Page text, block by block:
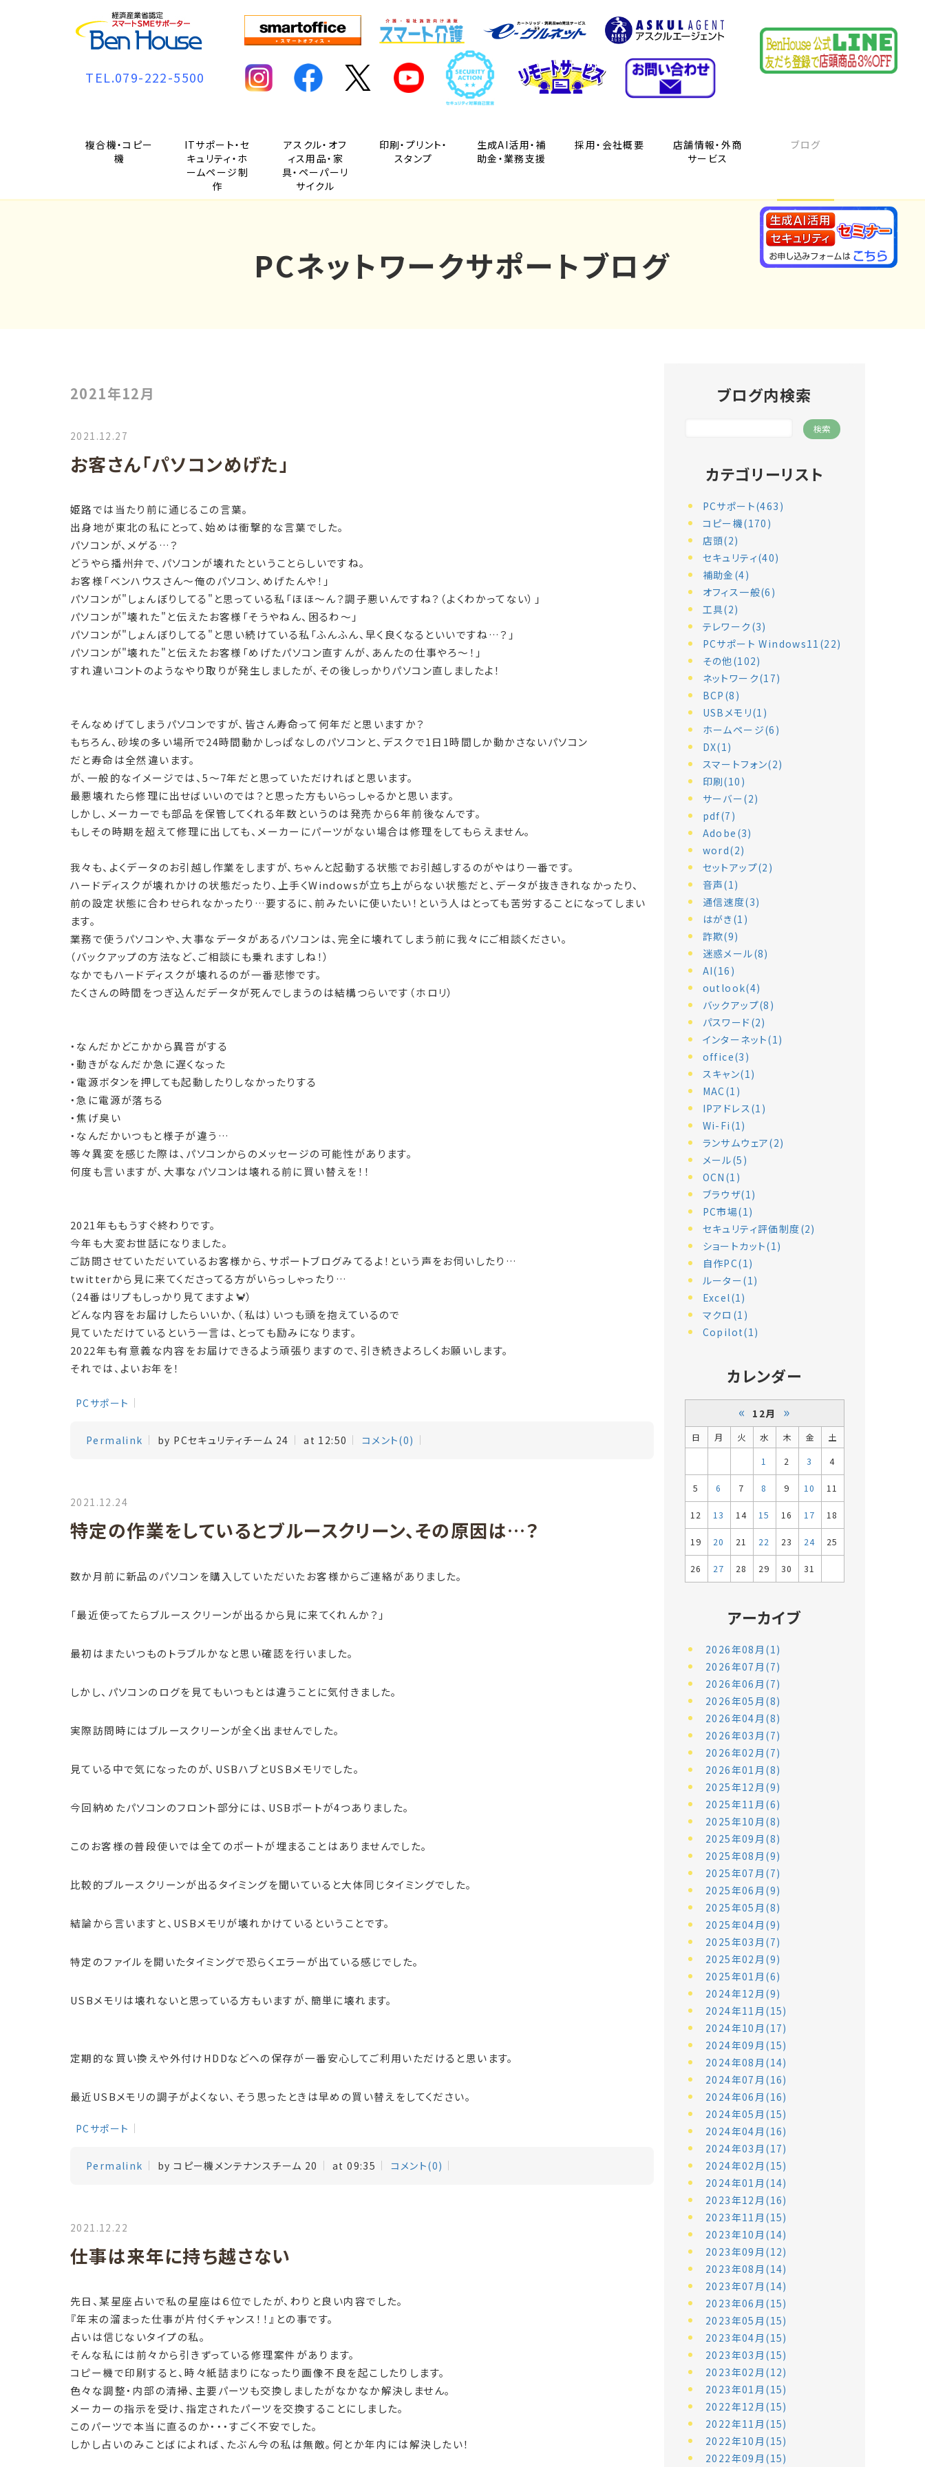
TEL.079-222-5500
複合機・コピー
機
ITサポート・セ
キュリティ・ホ
ームページ制
作
アスクル・オフ
ィス用品・家
具・ペーパーリ
サイクル
印刷・プリント・
スタンプ
生成AI活用・補
助金・業務支援
採用・会社概要
店舗情報・外商
サービス
ブログ
PCネットワークサポートブログ
2021年12月
2021.12.27
お客さん「パソコンめげた」
姫路では当たり前に通じるこの言葉。
出身地が東北の私にとって、始めは衝撃的な言葉でした。
パソコンが、メゲる…？
どうやら播州弁で、パソコンが壊れたということらしいですね。
お客様「ベンハウスさん～俺のパソコン、めげたんや！」
パソコンが"しょんぼりしてる"と思っている私「ほほ～ん？調子悪いんですね？（よくわかってない）」
パソコンが"壊れた"と伝えたお客様「そうやねん、困るわ～」
パソコンが"しょんぼりしてる"と思い続けている私「ふんふん、早く良くなるといいですね…？」
パソコンが"壊れた"と伝えたお客様「めげたパソコン直すんが、あんたの仕事やろ～！」
すれ違いコントのようなやり取りが発生しましたが、その後しっかりパソコン直しましたよ！
そんなめげてしまうパソコンですが、皆さん寿命って何年だと思いますか？
もちろん、砂埃の多い場所で24時間動かしっぱなしのパソコンと、デスクで1日1時間しか動かさないパソコン
だと寿命は全然違います。
が、一般的なイメージでは、5～7年だと思っていただければと思います。
最悪壊れたら修理に出せばいいのでは？と思った方もいらっしゃるかと思います。
しかし、メーカーでも部品を保管してくれる年数というのは発売から6年前後なんです。
もしその時期を超えて修理に出しても、メーカーにパーツがない場合は修理をしてもらえません。
我々も、よくデータのお引越し作業をしますが、ちゃんと起動する状態でお引越しするのがやはり一番です。
ハードディスクが壊れかけの状態だったり、上手くWindowsが立ち上がらない状態だと、データが抜ききれなかったり、
前の設定状態に合わせられなかったり…要するに、前みたいに使いたい！という人はとっても苦労することになってしまい
ます。
業務で使うパソコンや、大事なデータがあるパソコンは、完全に壊れてしまう前に我々にご相談ください。
（バックアップの方法など、ご相談にも乗れますしね！）
なかでもハードディスクが壊れるのが一番悲惨です。
たくさんの時間をつぎ込んだデータが死んでしまうのは結構つらいです（ホロリ）
・なんだかどこかから異音がする
・動きがなんだか急に遅くなった
・電源ボタンを押しても起動したりしなかったりする
・急に電源が落ちる
・焦げ臭い
・なんだかいつもと様子が違う…
等々異変を感じた際は、パソコンからのメッセージの可能性があります。
何度も言いますが、大事なパソコンは壊れる前に買い替えを！！
2021年ももうすぐ終わりです。
今年も大変お世話になりました。
ご訪問させていただいているお客様から、サポートブログみてるよ！という声をお伺いしたり…
twitterから見に来てくださってる方がいらっしゃったり…
（24番はリプもしっかり見てますよ🦀）
どんな内容をお届けしたらいいか、（私は）いつも頭を抱えているので
見ていただけているという一言は、とっても励みになります。
2022年も有意義な内容をお届けできるよう頑張りますので、引き続きよろしくお願いします。
それでは、よいお年を！
PCサポート
Permalink by PCセキュリティチーム 24 at 12:50 コメント(0)
2021.12.24
特定の作業をしているとブルースクリーン、その原因は…？
数か月前に新品のパソコンを購入していただいたお客様からご連絡がありました。
「最近使ってたらブルースクリーンが出るから見に来てくれんか？」
最初はまたいつものトラブルかなと思い確認を行いました。
しかし、パソコンのログを見てもいつもとは違うことに気付きました。
実際訪問時にはブルースクリーンが全く出ませんでした。
見ている中で気になったのが、USBハブとUSBメモリでした。
今回納めたパソコンのフロント部分には、USBポートが4つありました。
このお客様の普段使いでは全てのポートが埋まることはありませんでした。
比較的ブルースクリーンが出るタイミングを聞いていると大体同じタイミングでした。
結論から言いますと、USBメモリが壊れかけているということです。
特定のファイルを開いたタイミングで恐らくエラーが出ている感じでした。
USBメモリは壊れないと思っている方もいますが、簡単に壊れます。
定期的な買い換えや外付けHDDなどへの保存が一番安心してご利用いただけると思います。
最近USBメモリの調子がよくない、そう思ったときは早めの買い替えをしてください。
PCサポート
Permalink by コピー機メンテナンスチーム 20 at 09:35 コメント(0)
2021.12.22
仕事は来年に持ち越さない
先日、某星座占いで私の星座は６位でしたが、わりと良い内容でした。
『年末の溜まった仕事が片付くチャンス！！』との事です。
占いは信じないタイプの私。
そんな私には前々から引きずっている修理案件があります。
コピー機で印刷すると、時々紙詰まりになったり画像不良を起こしたりします。
色々な調整・内部の清掃、主要パーツも交換しましたがなかなか解決しません。
メーカーの指示を受け、指定されたパーツを交換することにしました。
このパーツで本当に直るのか・・・すごく不安でした。
しかし占いのみことばによれば、たぶん今の私は無敵。何とか年内には解決したい！
ブログ内検索
カテゴリーリスト
PCサポート(463)
コピー機(170)
店頭(2)
セキュリティ(40)
補助金(4)
オフィス一般(6)
工具(2)
テレワーク(3)
PCサポート Windows11(22)
その他(102)
ネットワーク(17)
BCP(8)
USBメモリ(1)
ホームページ(6)
DX(1)
スマートフォン(2)
印刷(10)
サーバー(2)
pdf(7)
Adobe(3)
word(2)
セットアップ(2)
音声(1)
通信速度(3)
はがき(1)
詐欺(9)
迷惑メール(8)
AI(16)
outlook(4)
バックアップ(8)
パスワード(2)
インターネット(1)
office(3)
スキャン(1)
MAC(1)
IPアドレス(1)
Wi-Fi(1)
ランサムウェア(2)
メール(5)
OCN(1)
ブラウザ(1)
PC市場(1)
セキュリティ評価制度(2)
ショートカット(1)
自作PC(1)
ルーター(1)
Excel(1)
マクロ(1)
Copilot(1)
カレンダー
« 12月 »
日 月 火 水 木 金
土
1
2 3 4
5 6 7 8 9 10 11
12 13 14 15 16 17 18
19 20 21 22 23 24 25
26 27 28 29 30 31
アーカイブ
2026年08月(1)
2026年07月(7)
2026年06月(7)
2026年05月(8)
2026年04月(8)
2026年03月(7)
2026年02月(7)
2026年01月(8)
2025年12月(9)
2025年11月(6)
2025年10月(8)
2025年09月(8)
2025年08月(9)
2025年07月(7)
2025年06月(9)
2025年05月(8)
2025年04月(9)
2025年03月(7)
2025年02月(9)
2025年01月(6)
2024年12月(9)
2024年11月(15)
2024年10月(17)
2024年09月(15)
2024年08月(14)
2024年07月(16)
2024年06月(16)
2024年05月(15)
2024年04月(16)
2024年03月(17)
2024年02月(15)
2024年01月(14)
2023年12月(16)
2023年11月(15)
2023年10月(14)
2023年09月(12)
2023年08月(14)
2023年07月(14)
2023年06月(15)
2023年05月(15)
2023年04月(15)
2023年03月(15)
2023年02月(12)
2023年01月(15)
2022年12月(15)
2022年11月(15)
2022年10月(15)
2022年09月(15)